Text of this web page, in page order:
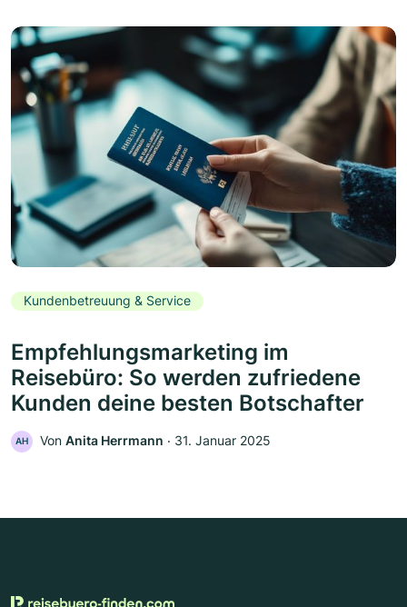
Kundenbetreuung & Service
Empfehlungsmarketing im
Reisebüro: So werden zufriedene
Kunden deine besten Botschafter
AH Von Anita Herrmann ‧ 31. Januar 2025